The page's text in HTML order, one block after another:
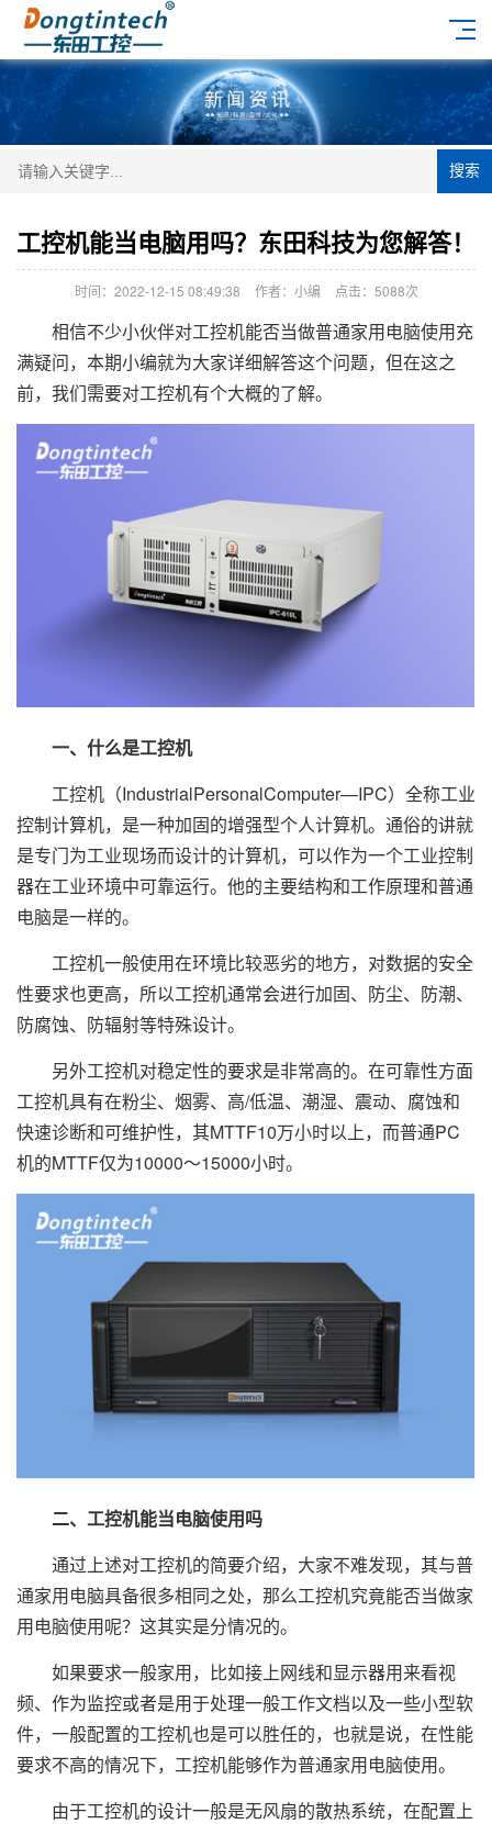
搜索
工控机能当电脑用吗？东田科技为您解答！
时间：2022-12-15 08:49:38 作者：小编 点击： 5088次
相信不少小伙伴对工控机能否当做普通家用电脑使用充
满疑问，本期小编就为大家详细解答这个问题，但在这之
前，我们需要对工控机有个大概的了解。
一、什么是工控机
工控机（IndustrialPersonalComputer—IPC）全称工业
控制计算机，是一种加固的增强型个人计算机。通俗的讲就
是专门为工业现场而设计的计算机，可以作为一个工业控制
器在工业环境中可靠运行。他的主要结构和工作原理和普通
电脑是一样的。
工控机一般使用在环境比较恶劣的地方，对数据的安全
性要求也更高，所以工控机通常会进行加固、防尘、防潮、
防腐蚀、防辐射等特殊设计。
另外工控机对稳定性的要求是非常高的。在可靠性方面
工控机具有在粉尘、烟雾、高/低温、潮湿、震动、腐蚀和
快速诊断和可维护性，其MTTF10万小时以上，而普通PC
机的MTTF仅为10000～15000小时。
二、工控机能当电脑使用吗
通过上述对工控机的简要介绍，大家不难发现，其与普
通家用电脑具备很多相同之处，那么工控机究竟能否当做家
用电脑使用呢？这其实是分情况的。
如果要求一般家用，比如接上网线和显示器用来看视
频、作为监控或者是用于处理一般工作文档以及一些小型软
件，一般配置的工控机也是可以胜任的，也就是说，在性能
要求不高的情况下，工控机能够作为普通家用电脑使用。
由于工控机的设计一般是无风扇的散热系统，在配置上